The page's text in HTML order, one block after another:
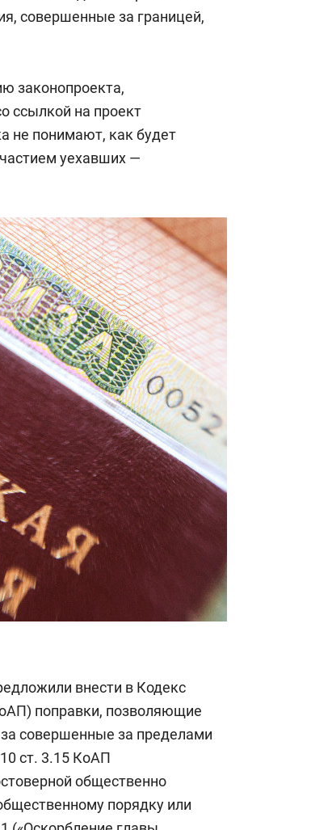
совершенные за границей,
законопроекта,
ссылкой на проект
не понимают, как будет
уехавших —
внести в Кодекс
поправки, позволяющие
совершенные за пределами
ст. 3.15 КоАП
общественно
порядку или
состоянием как основа
антихрупких команд